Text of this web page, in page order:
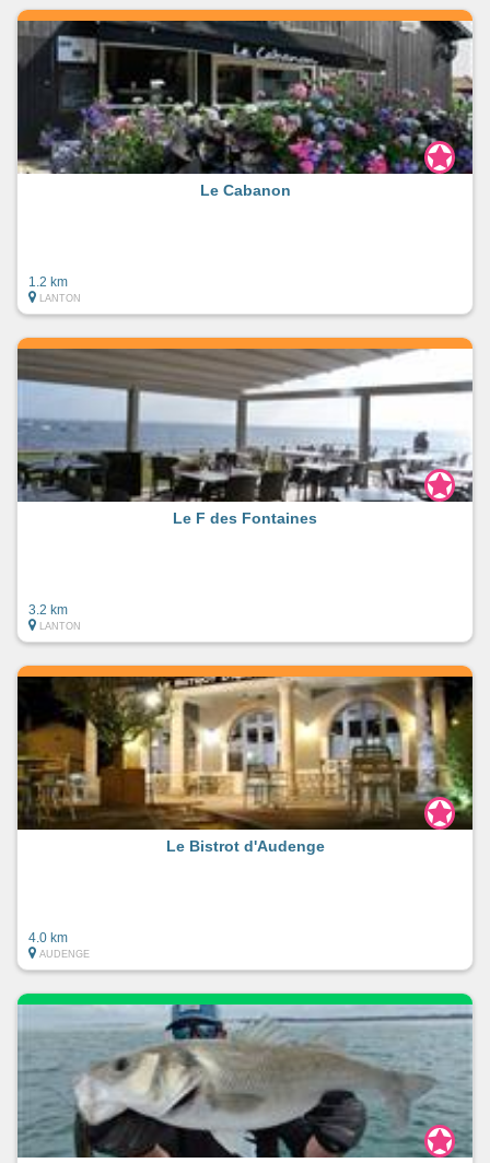
Le Cabanon
1.2 km
LANTON
Le F des Fontaines
3.2 km
LANTON
Le Bistrot d'Audenge
4.0 km
AUDENGE